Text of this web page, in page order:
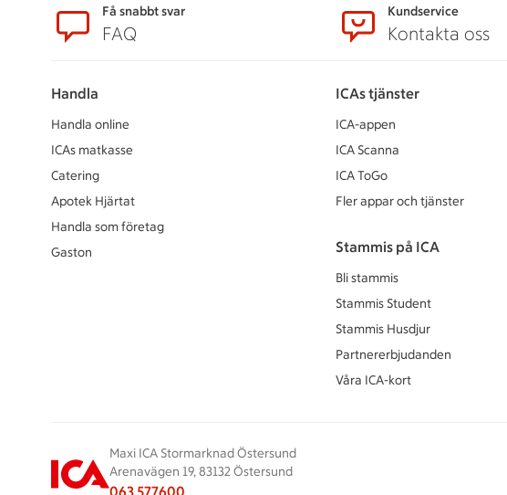
SidfotFå snabbt svar
FAQ
Kundservice
Kontakta oss
Handla
Handla online
ICAs matkasse
Catering
Apotek Hjärtat
Handla som företag
Gaston
ICAs tjänster
ICA-appen
ICA Scanna
ICA ToGo
Fler appar och tjänster
Stammis på ICA
Bli stammis
Stammis Student
Stammis Husdjur
Partnererbjudanden
Våra ICA-kort
Maxi ICA Stormarknad Östersund
Arenavägen 19, 83132 Östersund